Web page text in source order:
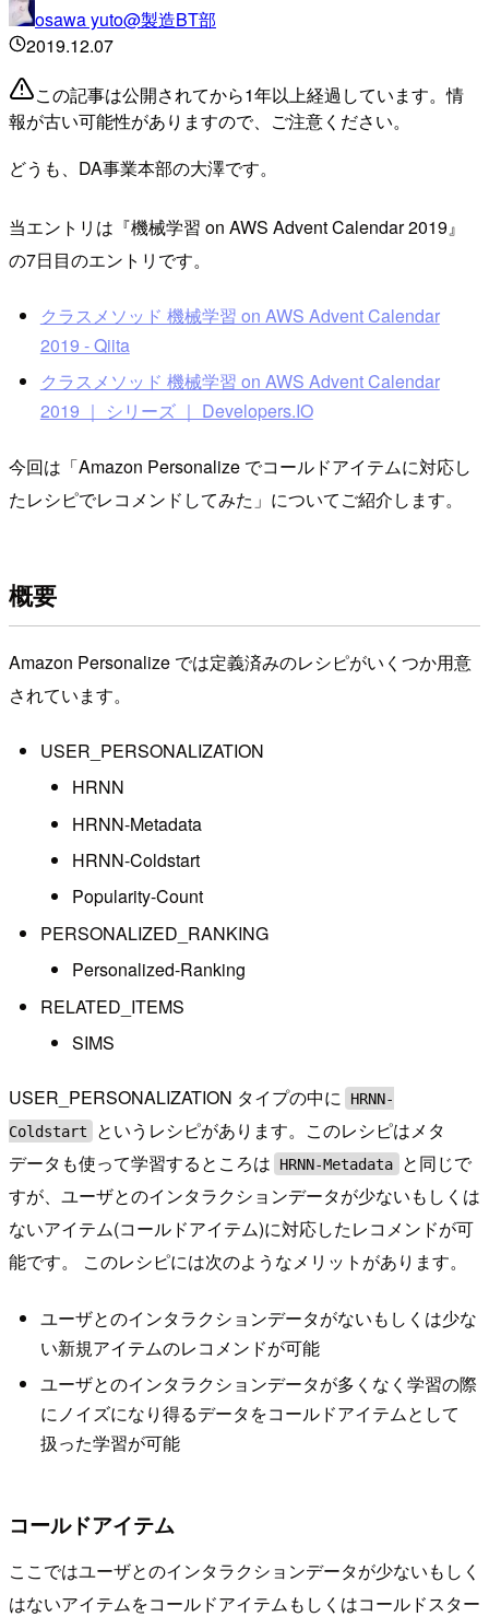
osawa yuto@製造BT部
2019.12.07
この記事は公開されてから1年以上経過しています。情
報が古い可能性がありますので、ご注意ください。
どうも、DA事業本部の大澤です。
当エントリは『機械学習 on AWS Advent Calendar 2019』
の7日目のエントリです。
クラスメソッド 機械学習 on AWS Advent Calendar
2019 - Qiita
クラスメソッド 機械学習 on AWS Advent Calendar
2019 ｜ シリーズ ｜ Developers.IO
今回は「Amazon Personalize でコールドアイテムに対応し
たレシピでレコメンドしてみた」についてご紹介します。
概要
Amazon Personalize では定義済みのレシピがいくつか用意
されています。
USER_PERSONALIZATION
HRNN
HRNN-Metadata
HRNN-Coldstart
Popularity-Count
PERSONALIZED_RANKING
Personalized-Ranking
RELATED_ITEMS
SIMS
USER_PERSONALIZATION タイプの中に
HRNN-
Coldstart
というレシピがあります。このレシピはメタ
データも使って学習するところは
HRNN-Metadata
と同じで
すが、ユーザとのインタラクションデータが少ないもしくは
ないアイテム(コールドアイテム)に対応したレコメンドが可
能です。 このレシピには次のようなメリットがあります。
ユーザとのインタラクションデータがないもしくは少な
い新規アイテムのレコメンドが可能
ユーザとのインタラクションデータが多くなく学習の際
にノイズになり得るデータをコールドアイテムとして
扱った学習が可能
コールドアイテム
ここではユーザとのインタラクションデータが少ないもしく
はないアイテムをコールドアイテムもしくはコールドスター